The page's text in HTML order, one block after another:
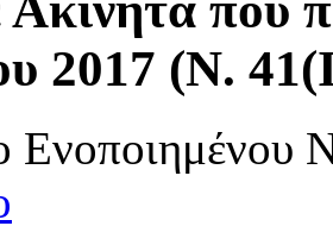
2017 (Ν.